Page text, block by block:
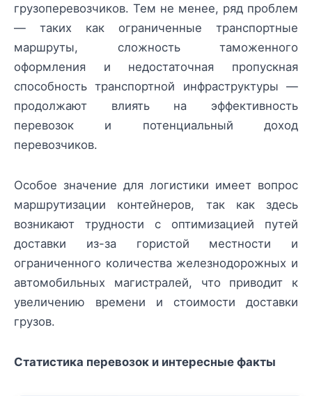
грузоперевозчиков. Тем не менее, ряд проблем
— таких как ограниченные транспортные
маршруты, сложность таможенного
оформления и недостаточная пропускная
способность транспортной инфраструктуры —
продолжают влиять на эффективность
перевозок и потенциальный доход
перевозчиков.
Особое значение для логистики имеет вопрос
маршрутизации контейнеров, так как здесь
возникают трудности с оптимизацией путей
доставки из-за гористой местности и
ограниченного количества железнодорожных и
автомобильных магистралей, что приводит к
увеличению времени и стоимости доставки
грузов.
Статистика перевозок и интересные факты